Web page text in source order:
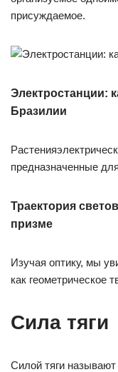
присуждаемое.
Электростанции:
Бразилии
предназначенные
Траектория
призме
Изучая оптику, мы
как геометрическое
Сила тяги
Силой тяги